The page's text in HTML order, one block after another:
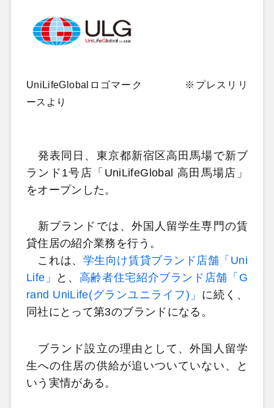
UniLifeGlobalロゴマーク ※プレスリリ
ースより
発表同日、東京都新宿区高田馬場で新ブ
ランド1号店「UniLifeGlobal 高田馬場店」
をオープンした。
新ブランドでは、外国人留学生専門の賃
貸住居の紹介業務を行う。
これは、 学生向け賃貸ブランド店舗「Uni
Life」
と、 高齢者住宅紹介ブランド店舗「G
rand UniLife(グランユニライフ)」 に続く、
同社にとって第3のブランドになる。
ブランド設立の理由として、外国人留学
生への住居の供給が追いついていない、と
いう実情がある。